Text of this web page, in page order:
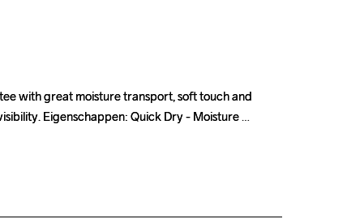
with great moisture transport, soft touch and
Eigenschappen: Quick Dry - Moisture
with great moisture transport, soft touch and
Eigenschappen: Quick Dry - Moisture